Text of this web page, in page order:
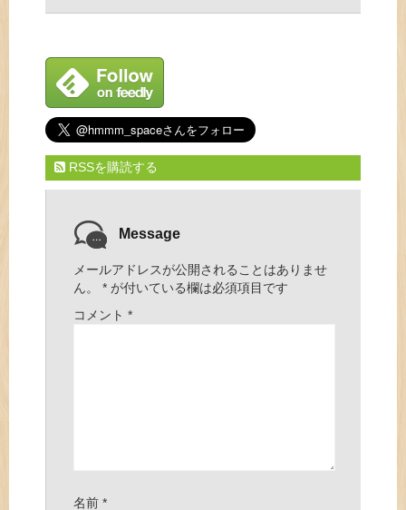
RSSを購読する
Message
メールアドレスが公開されることはありませ
ん。
* が付いている欄は必須項目です
コメント *
名前 *